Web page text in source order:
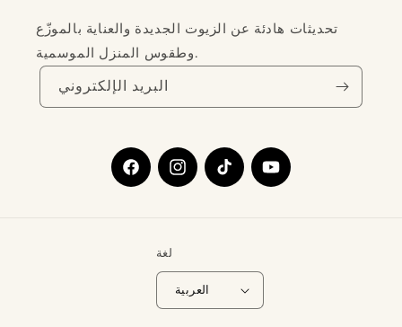
تحديثات هادئة عن الزيوت الجديدة والعناية بالموزّع
وطقوس المنزل الموسمية.
البريد الإلكتروني
فيسبوك إنستغرامتيك
يوتيوب
لغة
العربية